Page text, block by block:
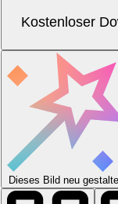
Kostenloser
Dieses Bild neu